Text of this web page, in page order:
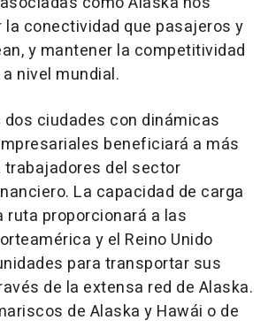
conectividad que pasajeros y
y mantener la competitividad
nivel mundial.
ciudades con dinámicas
beneficiará a más
trabajadores del sector
La capacidad de carga
ruta proporcionará a las
y el Reino Unido
para transportar sus
de la extensa red de Alaska.
de Alaska y Hawái o de